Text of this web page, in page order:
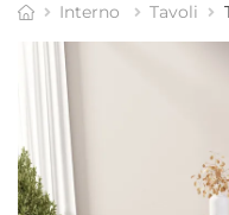
Interno Tavoli